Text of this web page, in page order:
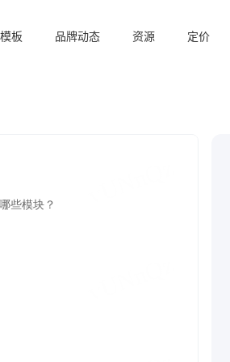
模板 品牌动态 资源 定价